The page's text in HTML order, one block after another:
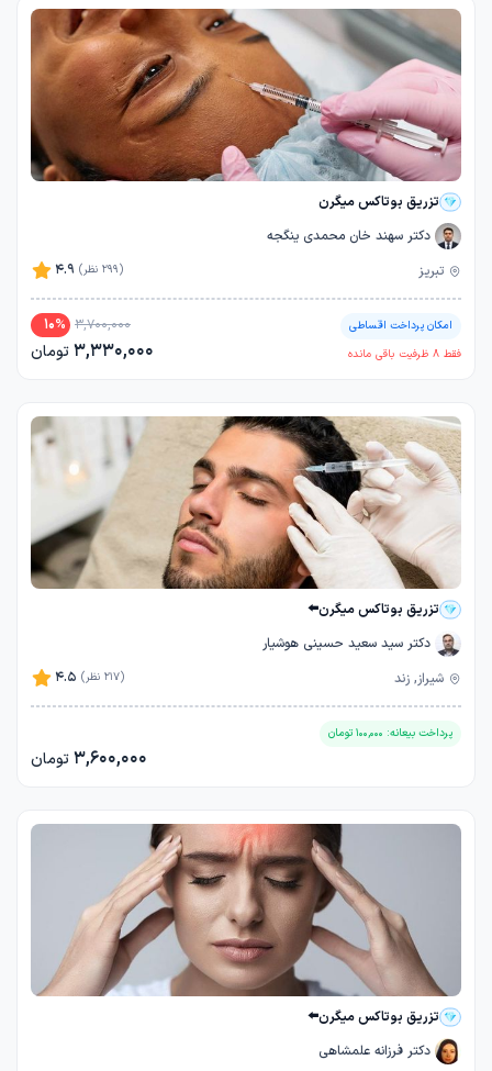
تزریق بوتاکس میگرن
دکتر سهند خان محمدی ینگجه
4.9
(299 نظر) تبریز
امکان پرداخت اقساطی
فقط 8 ظرفیت باقی مانده
3,700,000
10%
3,330,000تومان
تزریق بوتاکس میگرن⬅️
دکتر سید سعید حسینی هوشیار
4.5
(217 نظر) شیراز, زند
پرداخت بیعانه: 100,000 تومان
3,600,000تومان
تزریق بوتاکس میگرن⬅️
دکتر فرزانه علمشاهی